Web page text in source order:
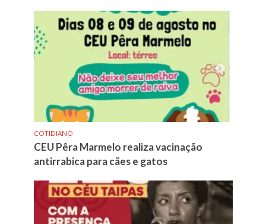
COTIDIANO
CEU Pêra Marmelo realiza vacinação
antirrabica para cães e gatos